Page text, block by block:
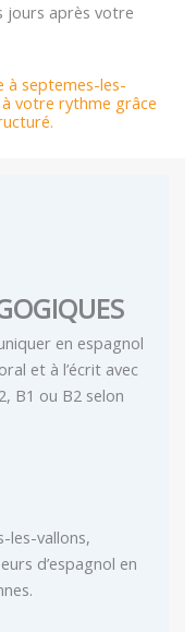
jours après votre
à septemes-les-
votre rythme grâce
en espagnol
et à l’écrit avec
B1 ou B2 selon
les-vallons,
d’espagnol en